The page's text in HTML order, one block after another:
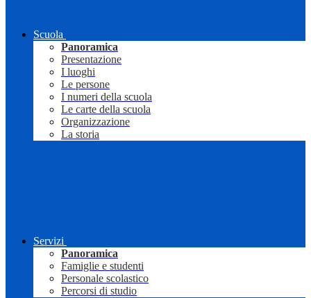
Scuola
Panoramica
Presentazione
I luoghi
Le persone
I numeri della scuola
Le carte della scuola
Organizzazione
La storia
Servizi
Panoramica
Famiglie e studenti
Personale scolastico
Percorsi di studio